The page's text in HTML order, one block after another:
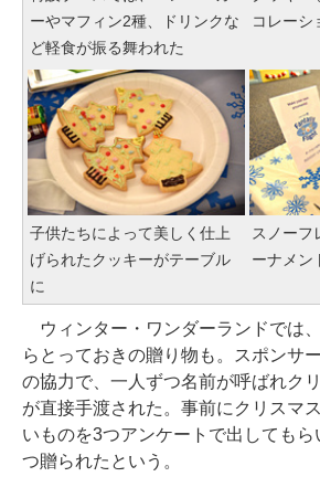
ーやマフィン2種、ドリンクな
ど軽食が振る舞われた
コレーシ
子供たちによって美しく仕上
げられたクッキーがテーブル
に
スノーフ
ーナメン
ウィンター・ワンダーランドでは
らとっておきの贈り物も。スポンサ
の協力で、一人ずつ名前が呼ばれク
が直接手渡された。事前にクリスマ
いものを3つアンケートで出しても
つ贈られたという。